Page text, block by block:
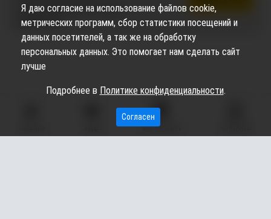
чтобы не пропустить новые
публикации
МЫ НА КАРТЕ
Я даю согласие на использование файлов cookie,
метрических программ, сбор статистики посещений и
данных посетителей, а так же на обработку
персональных данных. Это помогает нам сделать сайт
лучше
Подробнее в Политике конфиденциальности.
Согласен